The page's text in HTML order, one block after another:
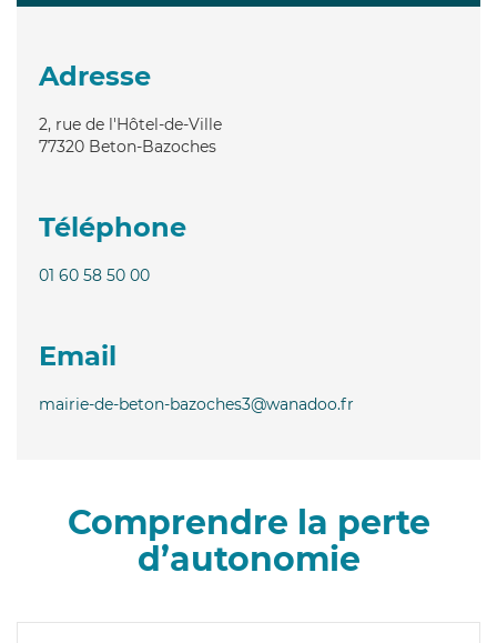
Adresse
2, rue de l'Hôtel-de-Ville
77320 Beton-Bazoches
Téléphone
01 60 58 50 00
Email
mairie-de-beton-bazoches3@wanadoo.fr
Comprendre la perte
d’autonomie